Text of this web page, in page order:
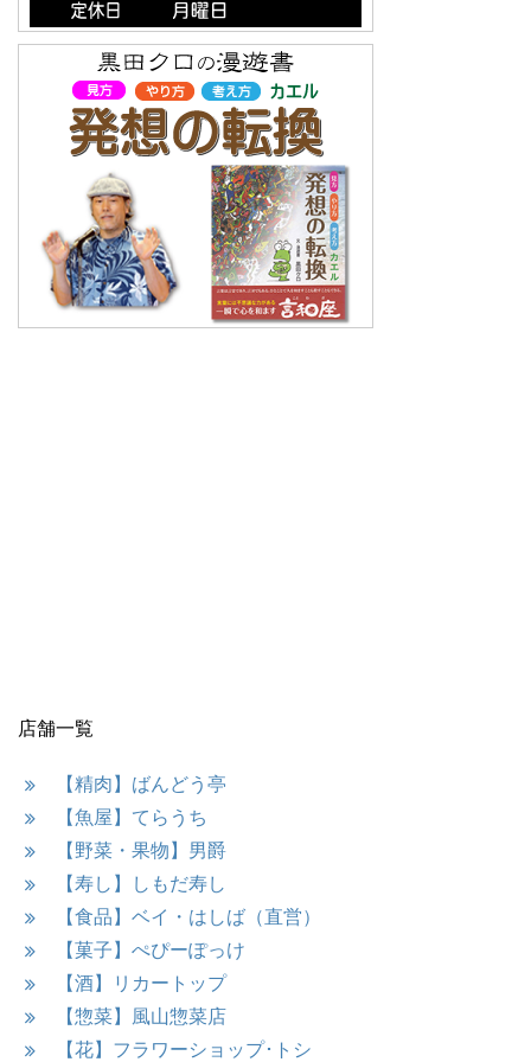
店舗一覧
【精肉】ばんどう亭
【魚屋】てらうち
【野菜・果物】男爵
【寿し】しもだ寿し
【食品】ベイ・はしば（直営）
【菓子】ぺぴーぽっけ
【酒】リカートップ
【惣菜】風山惣菜店
【花】フラワーショップ･トシ